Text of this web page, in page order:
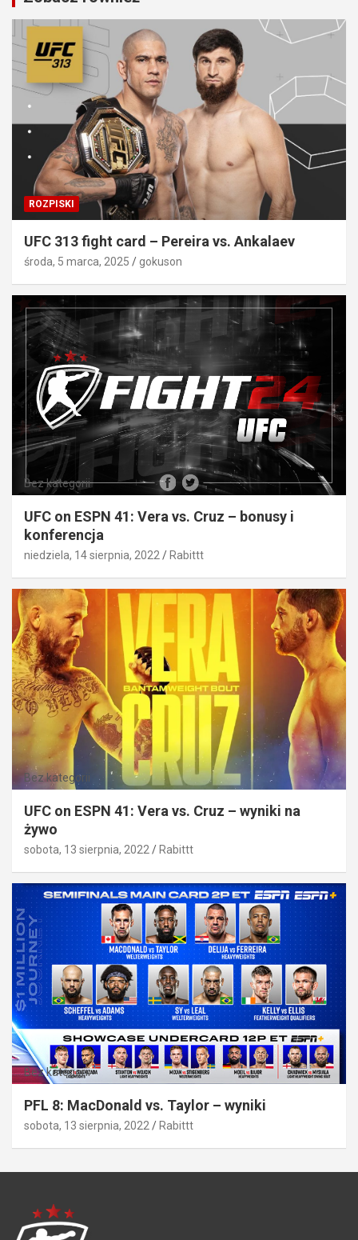
ROZPISKI
UFC 313 fight card – Pereira vs. Ankalaev
środa, 5 marca, 2025 gokuson
Bez kategorii
UFC on ESPN 41: Vera vs. Cruz – bonusy i
konferencja
niedziela, 14 sierpnia, 2022 Rabittt
Bez kategorii
UFC on ESPN 41: Vera vs. Cruz – wyniki na
żywo
sobota, 13 sierpnia, 2022 Rabittt
Bez kategorii
PFL 8: MacDonald vs. Taylor – wyniki
sobota, 13 sierpnia, 2022 Rabittt